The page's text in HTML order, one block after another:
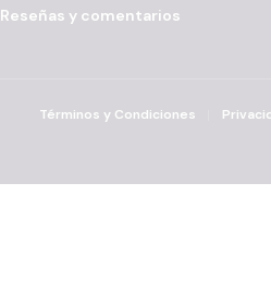
Reseñas y comentarios
Términos y Condiciones